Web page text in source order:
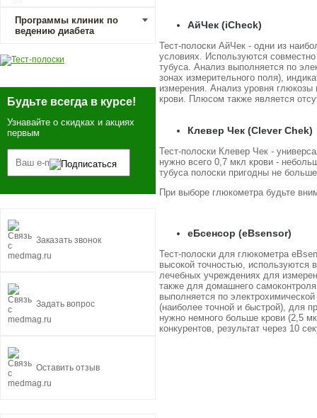
Программы клиник по
ведению диабета
Будьте всегда в курсе!
Узнавайте о скидках и акциях
первым
Заказать звонок
Задать вопрос
Оставить отзыв
АйЧек (iCheck)
Тест-полоски АйЧек - одни из
условиях. Используются
тубуса. Анализ выполняется по
зонах измерительного поля),
измерения. Анализ уровня глюкозы
крови. Плюсом также является
Клевер Чек (Clever Chek)
Тест-полоски Клевер Чек -
нужно всего 0,7 мкл крови -
тубуса полоски пригодны не
При выборе глюкометра будьте
еБсенсор (eBsensor)
Тест-полоски для глюкометра
высокой точностью, используются
лечебных учреждениях для
также для домашнего
выполняется по электрохимической
(наиболее точной и быстрой), для
нужно немного больше крови (2,5
конкурентов, результат через 10